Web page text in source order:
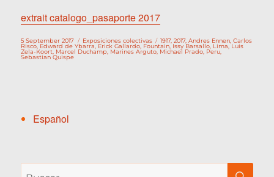
extrait catalogo_pasaporte 2017
Publicado
el
5 September 2017 Categorías
Exposiciones colectivas Etiquetas
1917,2017,Andres Ennen ,Carlos
Risco Edward de Ybarra Erick Gallardo Fountain, Issy Barsallo Lima ,Luis
Zela-Koort Marcel Duchamp Marines Arguto Michael Prado Peru
Sebastian Quispe
Español